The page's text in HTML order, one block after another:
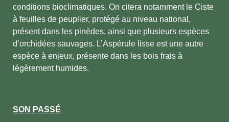
conditions bioclimatiques. On citera notamment le Ciste
à feuilles de peuplier, protégé au niveau national,
présent dans les pinèdes, ainsi que plusieurs espèces
d’orchidées sauvages. L’Aspérule lisse est une autre
espèce à enjeux, présente dans les bois frais à
légèrement humides.
SON PASSÉ